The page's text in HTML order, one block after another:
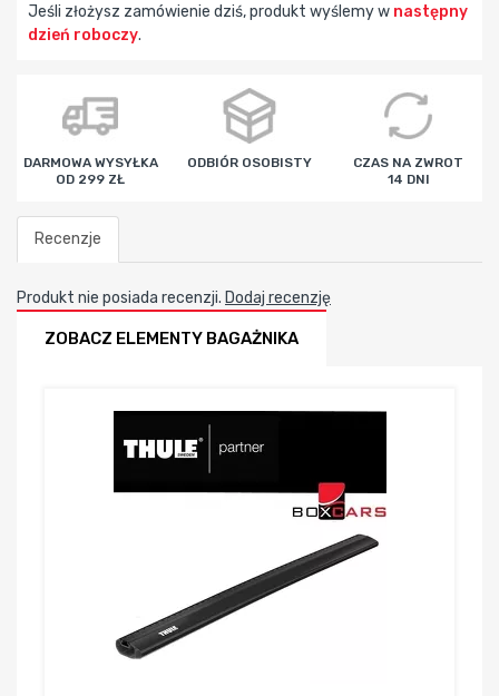
Jeśli złożysz zamówienie dziś, produkt wyślemy w następny
dzień roboczy.
godz min
DARMOWA WYSYŁKA
OD 299 ZŁ
ODBIÓR OSOBISTY
CZAS NA ZWROT
14 DNI
Recenzje
Produkt nie posiada recenzji. Dodaj recenzję
ZOBACZ ELEMENTY BAGAŻNIKA